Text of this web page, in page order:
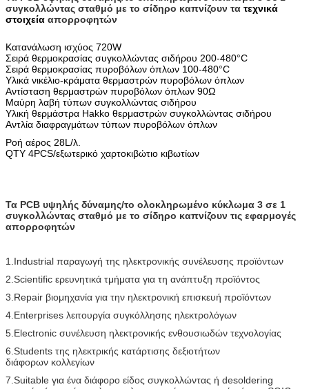
συγκολλώντας σταθμό με το σίδηρο καπνίζουν τα τεχνικά
στοιχεία απορροφητών
Κατανάλωση ισχύος 720W
Σειρά θερμοκρασίας συγκολλώντας σιδήρου 200-480°C
Σειρά θερμοκρασίας πυροβόλων όπλων 100-480°C
Υλικά νικέλιο-κράματα θερμαστρών πυροβόλων όπλων
Αντίσταση θερμαστρών πυροβόλων όπλων 90Ω
Μαύρη λαβή τύπων συγκολλώντας σιδήρου
Υλική θερμάστρα Hakko θερμαστρών συγκολλώντας σιδήρου
Αντλία διαφραγμάτων τύπων πυροβόλων όπλων
Ροή αέρος 28L/λ.
QTY 4PCS/εξωτερικό χαρτοκιβώτιο κιβωτίων
Τα PCB υψηλής δύναμης/το ολοκληρωμένο κύκλωμα 3 σε 1
συγκολλώντας σταθμό με το σίδηρο καπνίζουν τις εφαρμογές
απορροφητών
1.Industrial παραγωγή της ηλεκτρονικής συνέλευσης προϊόντων
2.Scientific ερευνητικά τμήματα για τη ανάπτυξη προϊόντος
3.Repair βιομηχανία για την ηλεκτρονική επισκευή προϊόντων
4.Enterprises λειτουργία συγκόλλησης ηλεκτρολόγων
5.Electronic συνέλευση ηλεκτρονικής ενθουσιωδών τεχνολογίας
6.Students της ηλεκτρικής κατάρτισης δεξιοτήτων
διάφορων κολλεγίων
7.Suitable για ένα διάφορο είδος συγκολλώντας ή desoldering